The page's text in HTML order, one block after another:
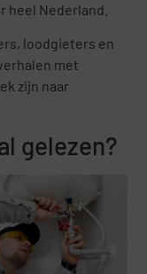
heel Nederland.
loodgieters en
met
zijn naar
gelezen?